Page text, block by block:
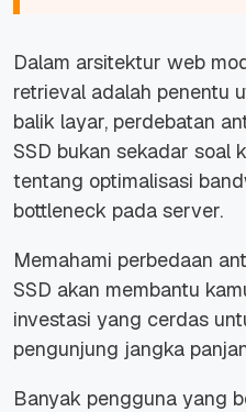
Dalam arsitektur web
retrieval adalah penentu
balik layar, perdebatan
SSD bukan sekadar soal
tentang optimalisasi
bottleneck pada server.
Memahami perbedaan
SSD akan membantu
investasi yang cerdas
pengunjung jangka
Banyak pengguna yang